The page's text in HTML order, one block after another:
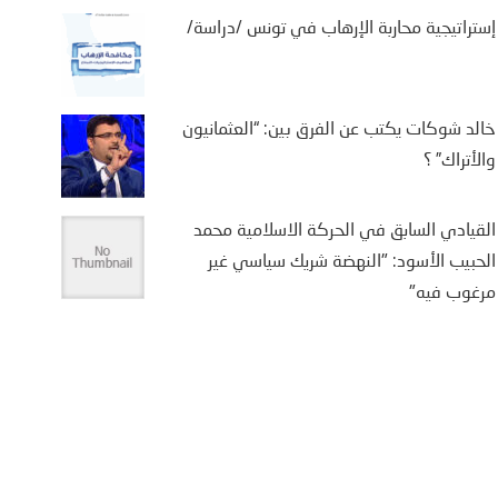
خليفة بن سالم يكتب: “من
مواجهة حصار متعدد الجبهات”
2 أغسطس، 2026
بن سالم أثارت موجة النزوح
إستراتيجية محاربة الإرهاب في تونس /دراسة/
خالد شوكات يكتب عن الفرق بين: “العثمانيون
والأتراك” ؟
القيادي السابق في الحركة الاسلامية محمد
الحبيب الأسود: "النهضة شريك سياسي غير
مرغوب فيه"